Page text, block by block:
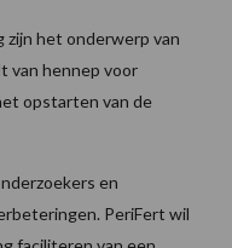
het onderwerp van
van hennep voor
opstarten van de
en
PeriFert wil